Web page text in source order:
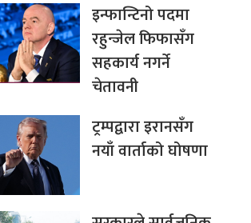
इन्फान्टिनो पदमा
रहुन्जेल फिफासँग
सहकार्य नगर्ने
चेतावनी
ट्रम्पद्वारा इरानसँग
नयाँ वार्ताको घोषणा